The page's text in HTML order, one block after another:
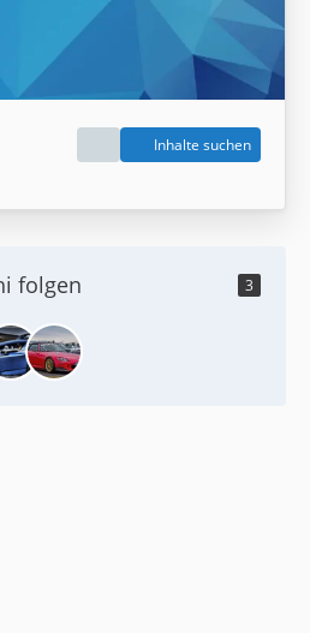
Inhalte suchen
folgen 3